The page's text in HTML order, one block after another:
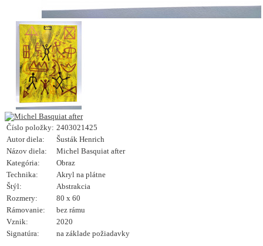
Číslo položky: 2403021425
Autor diela:
Šusták Henrich
Názov diela:
Michel Basquiat after
Kategória:
Obraz
Technika:
Akryl na plátne
Štýl:
Abstrakcia
Rozmery:
80 x 60
Rámovanie:
bez rámu
Vznik:
2020
Signatúra:
na základe požiadavky